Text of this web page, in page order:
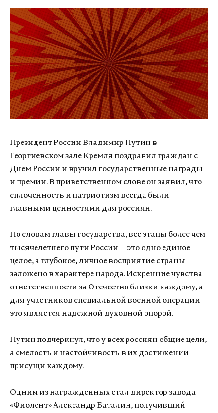
Президент России Владимир Путин в
Георгиевском зале Кремля поздравил граждан с
Днем России и вручил государственные награды
и премии. В приветственном слове он заявил, что
сплоченность и патриотизм всегда были
главными ценностями для россиян.
По словам главы государства, все этапы более чем
тысячелетнего пути России — это одно единое
целое, а глубокое, личное восприятие страны
заложено в характере народа. Искренние чувства
ответственности за Отечество близки каждому, а
для участников специальной военной операции
это является надежной духовной опорой.
Путин подчеркнул, что у всех россиян общие цели,
а смелость и настойчивость в их достижении
присущи каждому.
Одним из награжденных стал директор завода
«Фиолент» Александр Баталин, получивший